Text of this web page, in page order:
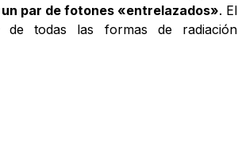
par de fotones «entrelazados». El
todas las formas de radiación